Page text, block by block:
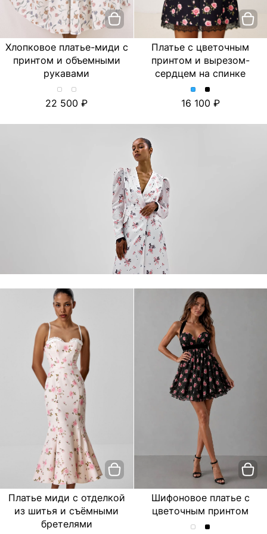
Хлопковое платье-миди с
принтом и объемными
рукавами
Хлопковое
платье-
с
Хлопковое
платье-
с
Молочный
22 500
Платье с цветочным
принтом и вырезом-
сердцем на спинке
Платье
с
принтом
Платье
с
принтом
16 100
Платье миди с отделкой
из шитья и съёмными
бретелями
Шифоновое платье с
цветочным принтом
Шифоновое
Шифоновое